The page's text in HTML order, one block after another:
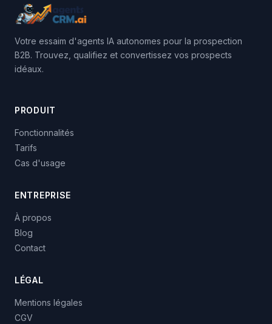
Votre essaim d'agents IA autonomes pour la prospection
B2B. Trouvez, qualifiez et convertissez vos prospects
idéaux.
PRODUIT
Fonctionnalités
Tarifs
Cas d'usage
ENTREPRISE
À propos
Blog
Contact
LÉGAL
Mentions légales
CGV